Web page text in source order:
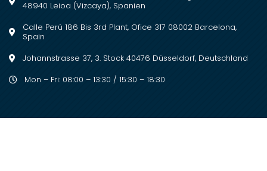
48940 Leioa (Vizcaya), Spanien
Calle Perú 186 Bis 3rd Plant, Ofice 317 08002 Barcelona,
Spain
Johannstrasse 37, 3. Stock 40476 Düsseldorf, Deutschland
Mon – Fri: 08:00 – 13:30 / 15:30 – 18:30